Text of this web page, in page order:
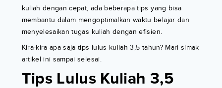
kuliah dengan cepat, ada beberapa tips yang bisa
membantu dalam mengoptimalkan waktu belajar dan
menyelesaikan tugas kuliah dengan efisien.
Kira-kira apa saja tips lulus kuliah 3,5 tahun? Mari simak
artikel ini sampai selesai.
Tips Lulus Kuliah 3,5